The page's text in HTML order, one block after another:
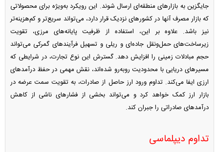
جایگزین به بازارهای منطقه‌ای ارسال شوند. این رویکرد به‌ویژه برای محصولاتی
که بازار مصرف آنها در کشورهای نزدیک قرار دارد، می‌تواند سریع‌تر و کم‌هزینه‌تر
نیز باشد. علاوه بر این، استفاده از ظرفیت پایانه‌های مرزی، تقویت
زیرساخت‌های حمل‌ونقل جاده‌ای و ریلی و تسهیل فرآیندهای گمرکی می‌تواند
حجم مبادلات زمینی را افزایش دهد. گسترش این نوع تجارت، در شرایطی که
مسیرهای دریایی با محدودیت روبه‌رو شده‌اند، نقش مهمی در حفظ درآمدهای
ارزی ایفا می‌کند. تداوم ورود ارز حاصل از صادرات، به تقویت سمت عرضه در
بازار ارز کمک خواهد کرد و می‌تواند بخشی از فشارهای ناشی از کاهش
درآمدهای صادراتی را جبران کند.
تداوم دیپلماسی